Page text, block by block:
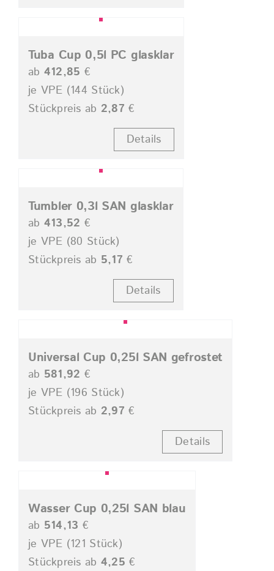
Tuba Cup 0,5l PC glasklar
ab 412,85 €
je VPE (144 Stück)
Stückpreis ab 2,87 €
Details
Tumbler 0,3l SAN glasklar
ab 413,52 €
je VPE (80 Stück)
Stückpreis ab 5,17 €
Details
Universal Cup 0,25l SAN gefrostet
ab 581,92 €
je VPE (196 Stück)
Stückpreis ab 2,97 €
Details
Wasser Cup 0,25l SAN blau
ab 514,13 €
je VPE (121 Stück)
Stückpreis ab 4,25 €